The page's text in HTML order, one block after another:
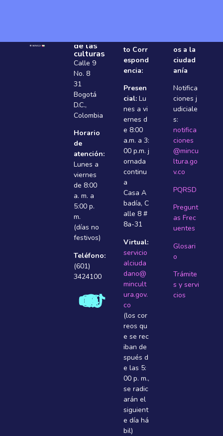
de las
culturas
Calle 9
No. 8
31
Bogotá
D.C.,
Colombia
Horario
de
atención:
Lunes a
viernes
de 8:00
a. m. a
5:00 p.
m.
(días no
festivos)
Teléfono:
(601)
3424100
to Corr
espond
encia:
Presen
cial: Lu
nes a vi
ernes d
e 8:00
a.m. a 3:
00 p.m. j
ornada
continu
a
Casa A
badí­a, C
alle 8 #
8a-31
Virtual:
servicio
alciuda
dano@
mincult
ura.gov.
co
(los cor
reos qu
e se rec
iban de
spués d
e las 5:
00 p. m.,
se radic
arán el
siguient
e dí­a há
bil)
os a la
ciudad
anía
Notifica
ciones j
udiciale
s:
notifica
ciones
@mincu
ltura.go
v.co
PQRSD
Pregunt
as Frec
uentes
Glosari
o
Trámite
s y servi
cios